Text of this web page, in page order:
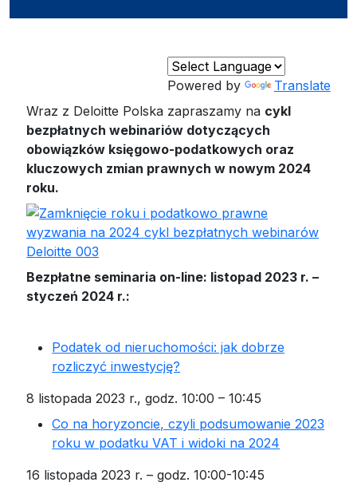
Powered by
Translate
Wraz z Deloitte Polska zapraszamy na cykl
bezpłatnych webinariów dotyczących
obowiązków księgowo-podatkowych oraz
kluczowych zmian prawnych w nowym 2024
roku.
Bezpłatne seminaria on-line: listopad 2023 r. –
styczeń 2024 r.:
Podatek od nieruchomości: jak dobrze
rozliczyć inwestycję?
8 listopada 2023 r., godz. 10:00 – 10:45
Co na horyzoncie, czyli podsumowanie 2023
roku w podatku VAT i widoki na 2024
16 listopada 2023 r. – godz. 10:00-10:45